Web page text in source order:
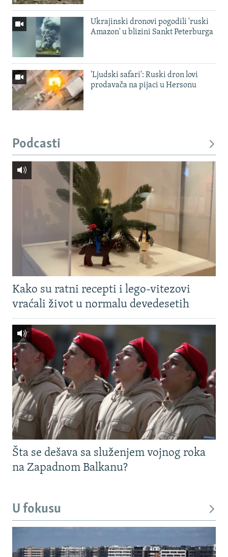
Ukrajinski dronovi pogodili 'ruski
Amazon' u blizini Sankt Peterburga
'Ljudski safari': Ruski dron lovi
prodavača na pijaci u Hersonu
Podcasti
Kako su ratni recepti i lego-vitezovi
vraćali život u normalu devedesetih
Šta se dešava sa služenjem vojnog roka
na Zapadnom Balkanu?
U fokusu